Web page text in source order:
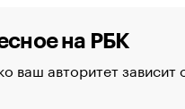
на РБК
ваш авторитет зависит